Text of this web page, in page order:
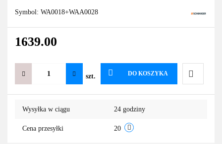
Symbol: WA0018+WAA0028
1639.00
szt. DO KOSZYKA
Do
Wysyłka w ciągu 24 godziny
Cena przesyłki 20